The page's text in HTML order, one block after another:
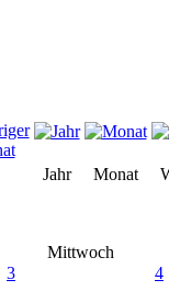
Jahr Monat
Mittwoch
3 4